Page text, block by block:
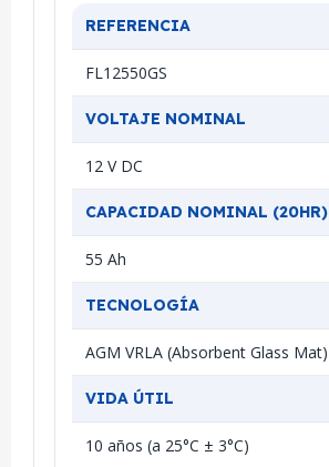
REFERENCIA
FL12550GS
VOLTAJE NOMINAL
12 V DC
CAPACIDAD NOMINAL (20HR)
55 Ah
TECNOLOGÍA
AGM VRLA (Absorbent Glass Mat)
VIDA ÚTIL
10 años (a 25°C ± 3°C)